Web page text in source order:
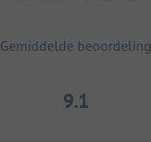
Gemiddelde beoordeling
9.1